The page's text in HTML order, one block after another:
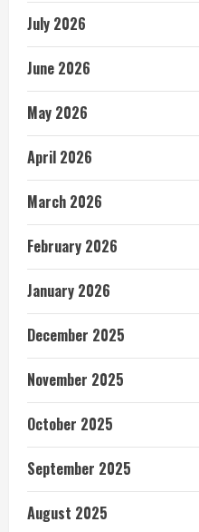
July 2026
June 2026
May 2026
April 2026
March 2026
February 2026
January 2026
December 2025
November 2025
October 2025
September 2025
August 2025